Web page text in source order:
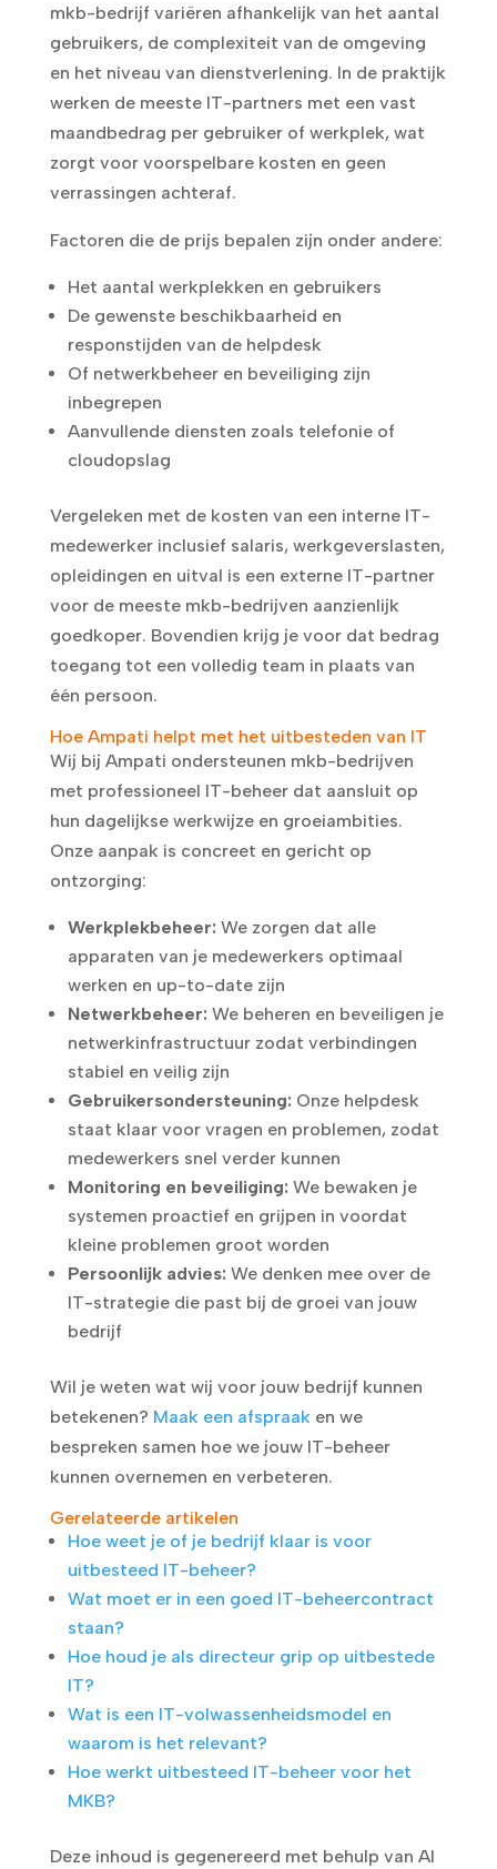
mkb-bedrijf variëren afhankelijk van het aantal
gebruikers, de complexiteit van de omgeving
en het niveau van dienstverlening. In de praktijk
werken de meeste IT-partners met een vast
maandbedrag per gebruiker of werkplek, wat
zorgt voor voorspelbare kosten en geen
verrassingen achteraf.
Factoren die de prijs bepalen zijn onder andere:
Het aantal werkplekken en gebruikers
De gewenste beschikbaarheid en
responstijden van de helpdesk
Of netwerkbeheer en beveiliging zijn
inbegrepen
Aanvullende diensten zoals telefonie of
cloudopslag
Vergeleken met de kosten van een interne IT-
medewerker inclusief salaris, werkgeverslasten,
opleidingen en uitval is een externe IT-partner
voor de meeste mkb-bedrijven aanzienlijk
goedkoper. Bovendien krijg je voor dat bedrag
toegang tot een volledig team in plaats van
één persoon.
Hoe Ampati helpt met het uitbesteden van IT
Wij bij Ampati ondersteunen mkb-bedrijven
met professioneel IT-beheer dat aansluit op
hun dagelijkse werkwijze en groeiambities.
Onze aanpak is concreet en gericht op
ontzorging:
Werkplekbeheer: We zorgen dat alle
apparaten van je medewerkers optimaal
werken en up-to-date zijn
Netwerkbeheer: We beheren en beveiligen je
netwerkinfrastructuur zodat verbindingen
stabiel en veilig zijn
Gebruikersondersteuning: Onze helpdesk
staat klaar voor vragen en problemen, zodat
medewerkers snel verder kunnen
Monitoring en beveiliging: We bewaken je
systemen proactief en grijpen in voordat
kleine problemen groot worden
Persoonlijk advies: We denken mee over de
IT-strategie die past bij de groei van jouw
bedrijf
Wil je weten wat wij voor jouw bedrijf kunnen
betekenen? Maak een afspraak en we
bespreken samen hoe we jouw IT-beheer
kunnen overnemen en verbeteren.
Gerelateerde artikelen
Hoe weet je of je bedrijf klaar is voor
uitbesteed IT-beheer?
Wat moet er in een goed IT-beheercontract
staan?
Hoe houd je als directeur grip op uitbestede
IT?
Wat is een IT-volwassenheidsmodel en
waarom is het relevant?
Hoe werkt uitbesteed IT-beheer voor het
MKB?
Deze inhoud is gegenereerd met behulp van AI